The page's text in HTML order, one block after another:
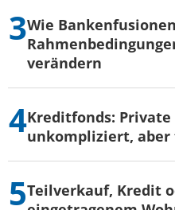
Wie
verändern
Kreditfonds:
unkompliziert, aber
Teilverkauf, Kredit